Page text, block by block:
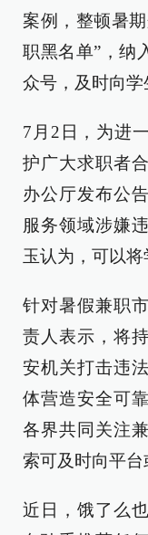
案例，整顿暑
职黑名单”，纳
众号，及时向学
7月2日，为进
护广大求职者
办公厅发布公
服务领域涉嫌
玉认为，可以将
针对暑假兼职
责人表示，将
安机关打击违
体营造安全可
各界共同关注
索可及时向平台
近日，饿了么